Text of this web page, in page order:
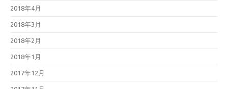
2018年4月
2018年3月
2018年2月
2018年1月
2017年12月